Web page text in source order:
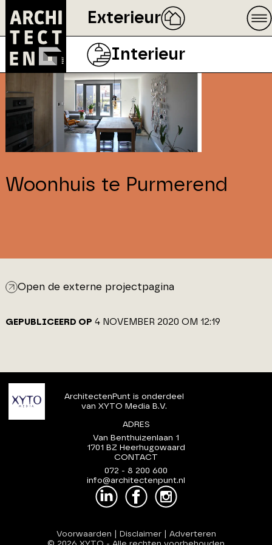
Exterieur
Interieur
Woonhuis te Purmerend
Open de externe projectpagina
GEPUBLICEERD OP 4 NOVEMBER 2020 OM 12:19
ArchitectenPunt is onderdeel
van XYTO Media B.V.
ADRES
Van Benthuizenlaan 1
1701 BZ Heerhugowaard
CONTACT
072 - 8 200 600
info@architectenpunt.nl
Voorwaarden Disclaimer| Adverteren